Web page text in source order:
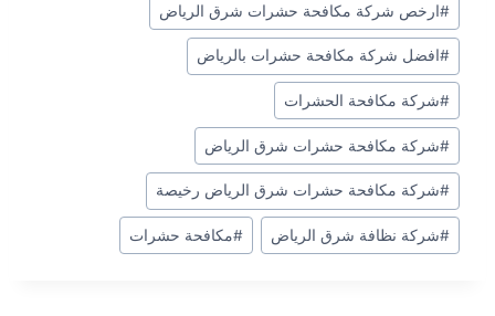
#ارخص شركة مكافحة حشرات شرق الرياض
#افضل شركة مكافحة حشرات بالرياض
#شركة مكافحة الحشرات
#شركة مكافحة حشرات شرق الرياض
#شركة مكافحة حشرات شرق الرياض رخيصة
#شركة نظافة شرق الرياض #مكافحة حشرات